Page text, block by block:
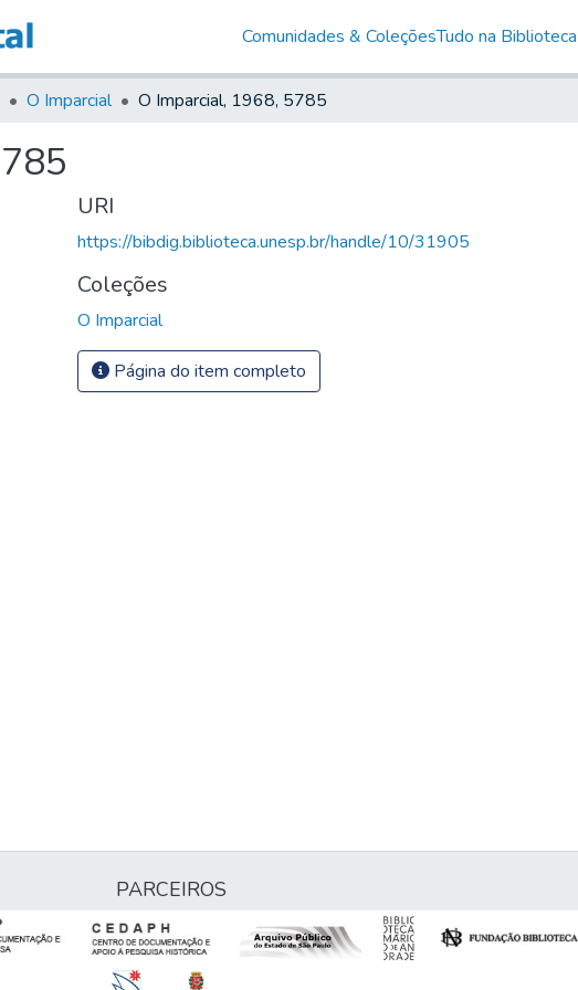
Comunidades & ColeçõesTudo na
O Imparcial O Imparcial, 1968, 5785
URI
https://bibdig.biblioteca.unesp.br/handle/10/31905
Coleções
O Imparcial
Página do item completo
PARCEIROS